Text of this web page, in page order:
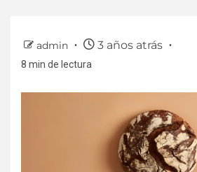
admin 3 años atrás
8 min de lectura